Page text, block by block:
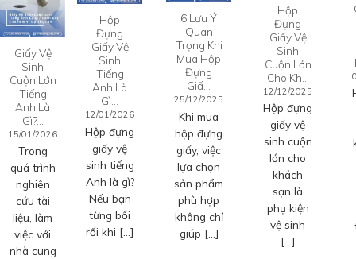
Giấy Vệ
Sinh
Cuộn Lớn
Tiếng
Anh Là
Gì?…
15/01/2026
Trong
quá trình
nghiên
cứu tài
liệu, làm
việc với
nhà cung
Hộp
Đựng
Giấy Vệ
Sinh
Tiếng
Anh Là
Gì…
12/01/2026
Hộp đựng
giấy vệ
sinh tiếng
Anh là gì?
Nếu bạn
từng bối
rối khi […]
6 Lưu Ý
Quan
Trọng Khi
Mua Hộp
Đựng
Giấ…
25/12/2025
Khi mua
hộp đựng
giấy, việc
lựa chọn
sản phẩm
phù hợp
không chỉ
giúp […]
Hộp
Đựng
Giấy Vệ
Sinh
Cuộn Lớn
Cho Kh…
12/12/2025
Hộp đựng
giấy vệ
sinh cuộn
lớn cho
khách
sạn là
phụ kiện
vệ sinh
[…]